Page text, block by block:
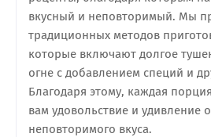
вкусный и неповторимый. Мы
традиционных методов
которые включают долгое
огне с добавлением специй и
Благодаря этому, каждая
вам удовольствие и удивление
неповторимого вкуса.